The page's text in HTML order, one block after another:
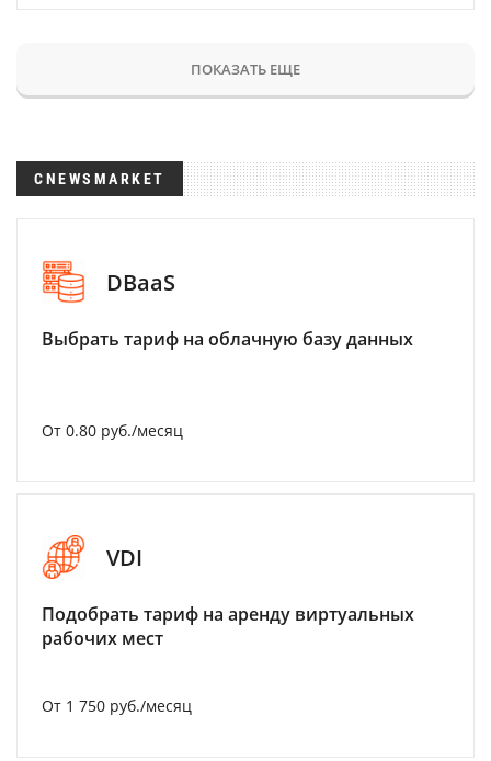
ПОКАЗАТЬ ЕЩЕ
CNEWSMARKET
DBaaS
Выбрать тариф на облачную базу данных
От 0.80 руб./месяц
VDI
Подобрать тариф на аренду виртуальных
рабочих мест
От 1 750 руб./месяц